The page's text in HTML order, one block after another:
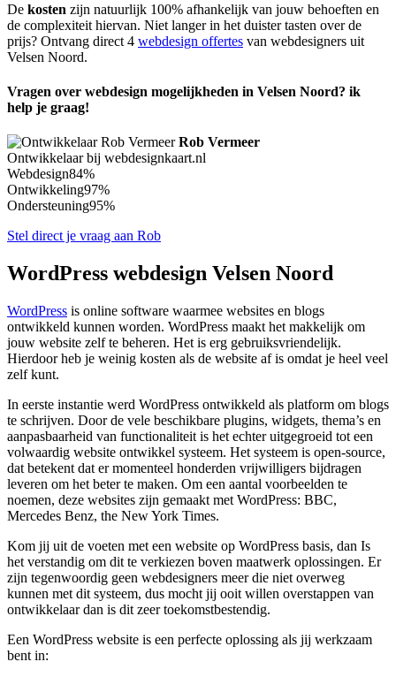
De kosten zijn natuurlijk 100% afhankelijk van jouw behoeften en
de complexiteit hiervan. Niet langer in het duister tasten over de
prijs? Ontvang direct 4 webdesign offertes van webdesigners uit
Velsen Noord.
Vragen over webdesign mogelijkheden in Velsen Noord? ik
help je graag!
Rob Vermeer
Ontwikkelaar bij webdesignkaart.nl
Webdesign84%
Ontwikkeling97%
Ondersteuning95%
Stel direct je vraag aan Rob
WordPress webdesign Velsen Noord
WordPress is online software waarmee websites en blogs
ontwikkeld kunnen worden. WordPress maakt het makkelijk om
jouw website zelf te beheren. Het is erg gebruiksvriendelijk.
Hierdoor heb je weinig kosten als de website af is omdat je heel veel
zelf kunt.
In eerste instantie werd WordPress ontwikkeld als platform om blogs
te schrijven. Door de vele beschikbare plugins, widgets, thema’s en
aanpasbaarheid van functionaliteit is het echter uitgegroeid tot een
volwaardig website ontwikkel systeem. Het systeem is open-source,
dat betekent dat er momenteel honderden vrijwilligers bijdragen
leveren om het beter te maken. Om een aantal voorbeelden te
noemen, deze websites zijn gemaakt met WordPress: BBC,
Mercedes Benz, the New York Times.
Kom jij uit de voeten met een website op WordPress basis, dan Is
het verstandig om dit te verkiezen boven maatwerk oplossingen. Er
zijn tegenwoordig geen webdesigners meer die niet overweg
kunnen met dit systeem, dus mocht jij ooit willen overstappen van
ontwikkelaar dan is dit zeer toekomstbestendig.
Een WordPress website is een perfecte oplossing als jij werkzaam
bent in: